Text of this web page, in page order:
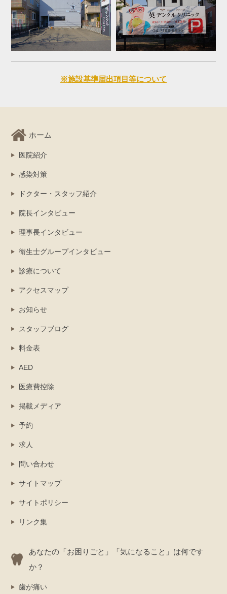
※施設基準届出項目等について
ホーム
医院紹介
感染対策
ドクター・スタッフ紹介
院長インタビュー
理事長インタビュー
衛生士グループインタビュー
診療について
アクセスマップ
お知らせ
スタッフブログ
料金表
AED
医療費控除
掲載メディア
予約
求人
問い合わせ
サイトマップ
サイトポリシー
リンク集
あなたの「お困りごと」「気になること」は何です
か？
歯が痛い